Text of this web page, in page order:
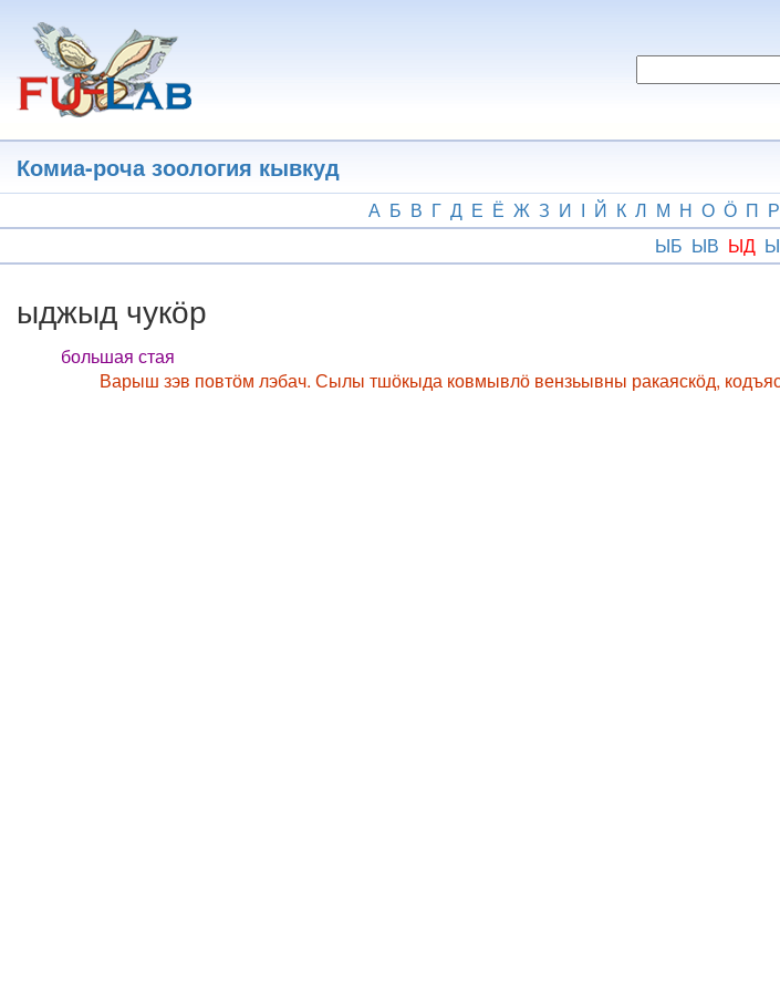
основному
содержанию
Комиа-роча зоология кывкуд
А Б В Г Д Е Ё Ж З И І Й К Л М Н О Ӧ П Р
ЫБ ЫВ ЫД
ыджыд чукӧр
большая стая
Варыш зэв повтӧм лэбач. Сылы тшӧкыда ковмывлӧ вензьывны ракаяскӧд,